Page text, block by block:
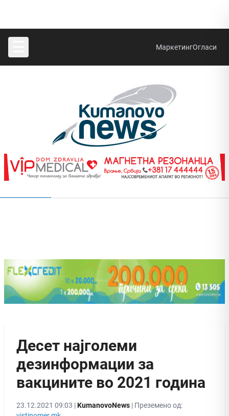
МаркетингОгласи
Десет најголеми
дезинформации за
вакцините во 2021 година
23.12.2021 09:03 |KumanovoNews | Преземено од: